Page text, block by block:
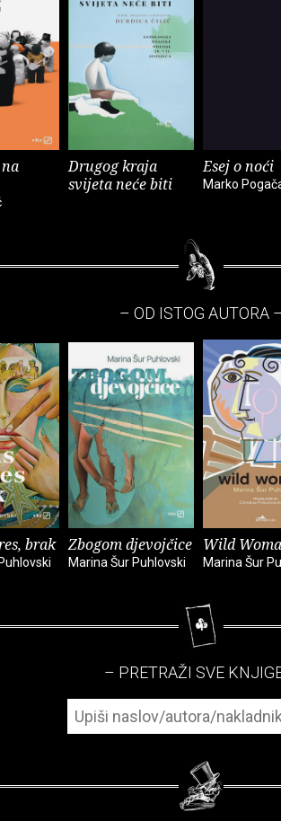
Drugog kraja
svijeta neće biti
Esej o noći
Marko
– OD ISTOG AUTORA
brak Zbogom djevojčice
Marina Šur Puhlovski
Wild
Marina Šur
– PRETRAŽI SVE